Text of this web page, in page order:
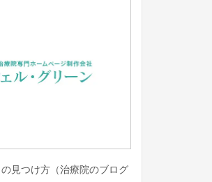
見つけ方（治療院のブログ